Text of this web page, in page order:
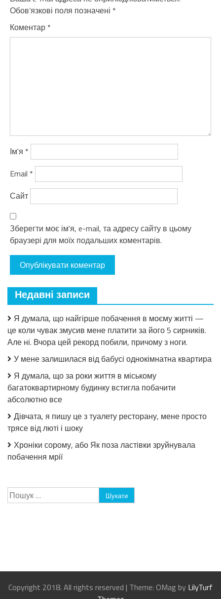
Обов’язкові поля позначені *
Коментар *
Ім'я *
Email *
Сайт
Зберегти моє ім'я, e-mail, та адресу сайту в цьому
браузері для моїх подальших коментарів.
Недавні записи
Я думала, що найгірше побачення в моєму житті —
це коли чувак змусив мене платити за його 5 сирників.
Але ні. Вчора цей рекорд побили, причому з ноги.
У мене залишилася від бабусі однокімнатна квартира
Я думала, що за роки життя в міському
багатоквартирному будинку встигла побачити
абсолютно все
Дівчата, я пишу це з туалету ресторану, мене просто
трясе від люті і шоку
Хроніки сорому, або Як поза ластівки зруйнувала
побачення мрії
Пошук:
Copyright 2018. All rights reserved | Theme: OMag by LilyTurf